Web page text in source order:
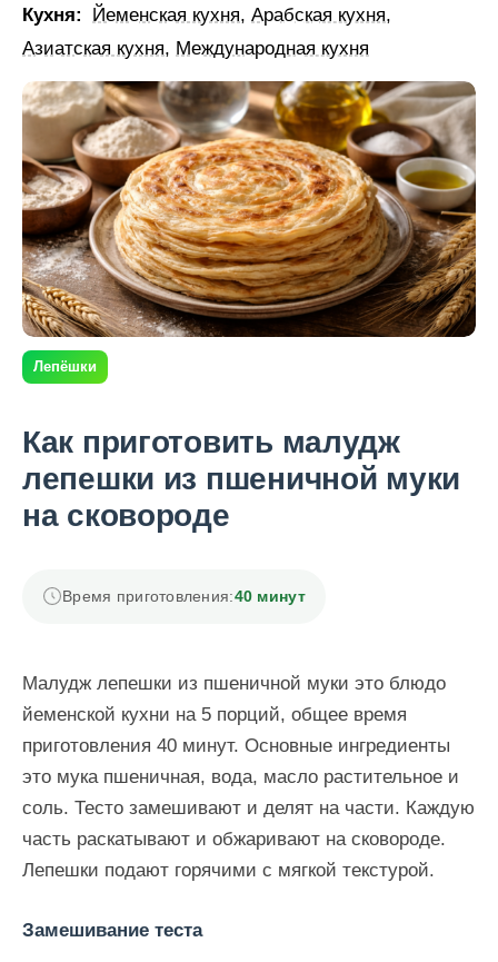
Кухня: Йеменская кухня, Арабская кухня,
Азиатская кухня, Международная кухня
Лепёшки
Как приготовить малудж
лепешки из пшеничной муки
на сковороде
Время приготовления:40 минут
Малудж лепешки из пшеничной муки это блюдо
йеменской кухни на 5 порций, общее время
приготовления 40 минут. Основные ингредиенты
это мука пшеничная, вода, масло растительное и
соль. Тесто замешивают и делят на части. Каждую
часть раскатывают и обжаривают на сковороде.
Лепешки подают горячими с мягкой текстурой.
Замешивание теста